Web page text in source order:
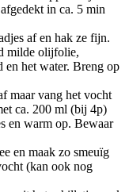
in ca. 5 min
af en hak ze fijn.
milde olijfolie,
en het water. Breng op
maar vang het vocht
ca. 200 ml (bij 4p)
en warm op. Bewaar
en maak zo smeuïg
(kan ook nog